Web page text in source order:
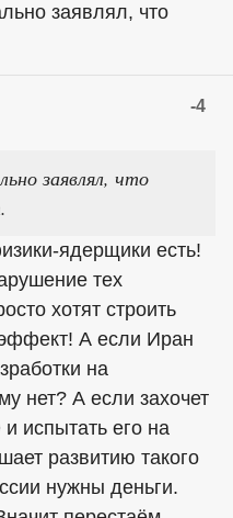
заявлял, что
-4
заявлял, что
ядерщики есть!
тех
хотят строить
А если Иран
на
нет? А если захочет
испытать его на
развитию такого
нужны деньги.